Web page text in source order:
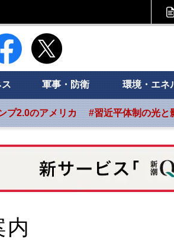
社 Foresight フォーサイト
軍事・防衛 環境・エネ
プ2.0のアメリカ #習近平体制の光と
内